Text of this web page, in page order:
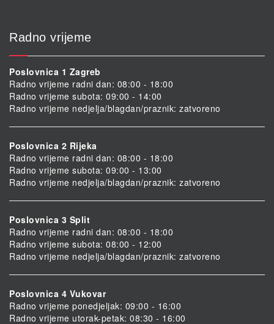
Radno vrijeme
Poslovnica 1 Zagreb
Radno vrijeme radni dan: 08:00 - 18:00
Radno vrijeme subota: 09:00 - 14:00
Radno vrijeme nedjelja/blagdan/praznik: zatvoreno
Poslovnica 2 Rijeka
Radno vrijeme radni dan: 08:00 - 18:00
Radno vrijeme subota: 09:00 - 13:00
Radno vrijeme nedjelja/blagdan/praznik: zatvoreno
Poslovnica 3 Split
Radno vrijeme radni dan: 08:00 - 18:00
Radno vrijeme subota: 08:00 - 12:00
Radno vrijeme nedjelja/blagdan/praznik: zatvoreno
Poslovnica 4 Vukovar
Radno vrijeme ponedjeljak: 09:00 - 16:00
Radno vrijeme utorak-petak: 08:30 - 16:00